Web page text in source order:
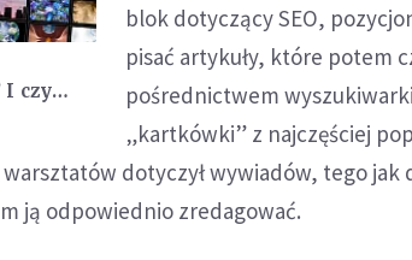
I czy
blok dotyczący SEO,
pisać artykuły, które potem
pośrednictwem
„kartkówki” z najczęściej
dotyczył wywiadów, tego
ją odpowiednio zredagować.